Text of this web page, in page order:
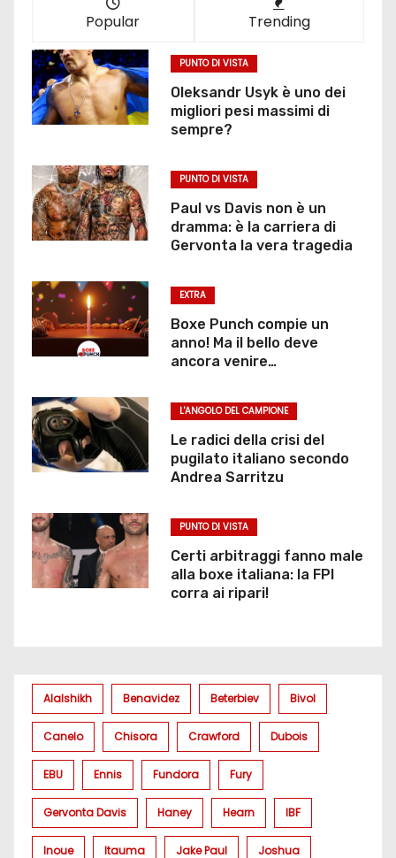
o
n
e
d
e
g
l
i
a
r
i
c
l
i
Popular Trending
PUNTO DI VISTA
Oleksandr Usyk è uno dei
migliori pesi massimi di
sempre?
PUNTO DI VISTA
Paul vs Davis non è un
dramma: è la carriera di
Gervonta la vera tragedia
EXTRA
Boxe Punch compie un
anno! Ma il bello deve
ancora venire…
L'ANGOLO DEL CAMPIONE
Le radici della crisi del
pugilato italiano secondo
Andrea Sarritzu
PUNTO DI VISTA
Certi arbitraggi fanno male
alla boxe italiana: la FPI
corra ai ripari!
Alalshikh Benavidez Beterbiev Bivol
Canelo Chisora Crawford Dubois
EBU Ennis Fundora Fury
Gervonta Davis Haney Hearn IBF
Inoue Itauma Jake Paul Joshua